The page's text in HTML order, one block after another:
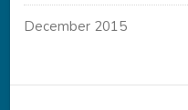
December 2015